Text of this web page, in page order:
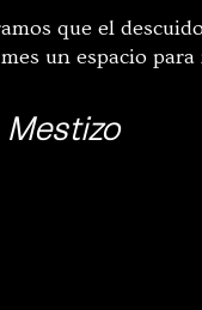
que el
un espacio
Mestizo